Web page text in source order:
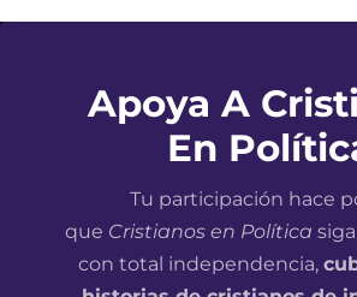
Apoya A
En
Tu participación hace
que Cristianos en Política
con total independencia,